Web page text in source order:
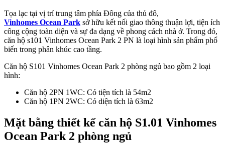
Tọa lạc tại vị trí trung tâm phía Đông của thủ đô,
Vinhomes Ocean Park sở hữu kết nối giao thông thuận lợi, tiện ích
công cộng toàn diện và sự đa dạng về phong cách nhà ở. Trong đó,
căn hộ s101 Vinhomes Ocean Park 2 PN là loại hình sản phẩm phổ
biến trong phân khúc cao tầng.
Căn hộ S101 Vinhomes Ocean Park 2 phòng ngủ bao gồm 2 loại
hình:
Căn hộ 2PN 1WC: Có tiện tích là 54m2
Căn hộ 1PN 2WC: Có diện tích là 63m2
Mặt bằng thiết kế căn hộ S1.01 Vinhomes
Ocean Park 2 phòng ngủ